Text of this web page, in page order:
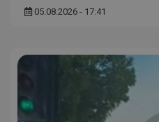
05.08.2026 - 17:41